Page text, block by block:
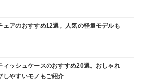
ェアのおすすめ12選。人気の軽量モデルも
ィッシュケースのおすすめ20選。おしゃれ
しやすいモノもご紹介